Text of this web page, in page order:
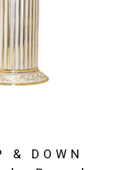
& DOWN